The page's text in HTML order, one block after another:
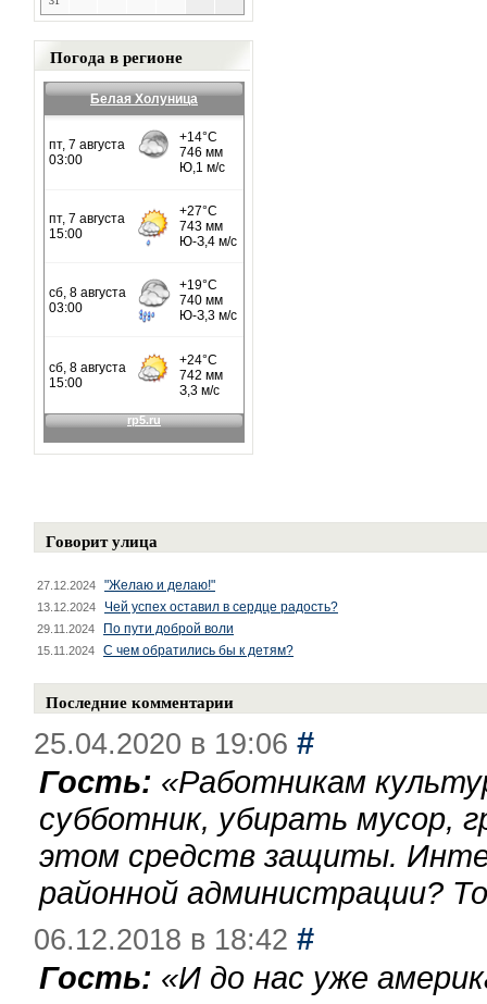
Погода в регионе
Белая Холуница
Говорит улица
27.12.2024 "Желаю и делаю!"
13.12.2024 Чей успех оставил в сердце радость?
29.11.2024 По пути доброй воли
15.11.2024 С чем обратились бы к детям?
Последние комментарии
25.04.2020 в 19:06 #
Гость: «Работникам
субботник, убирать мусор,
этом средств защиты.
районной администрации?
06.12.2018 в 18:42 #
Гость: «И до нас уже